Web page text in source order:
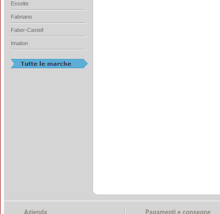
Esselte
Fabriano
Faber-Castell
Imation